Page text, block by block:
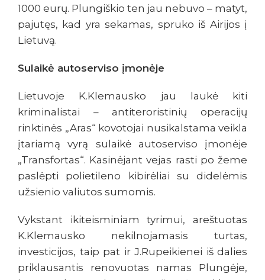
1000 eurų. Plungiškio ten jau nebuvo – matyt,
pajutęs, kad yra sekamas, spruko iš Airijos į
Lietuvą.
Sulaikė autoserviso įmonėje
Lietuvoje K.Klemausko jau laukė kiti
kriminalistai – antiteroristinių operacijų
rinktinės „Aras“ kovotojai nusikalstama veikla
įtariamą vyrą sulaikė autoserviso įmonėje
„Transfortas“. Kasinėjant vejas rasti po žeme
paslėpti polietileno kibirėliai su didelėmis
užsienio valiutos sumomis.
Vykstant ikiteisminiam tyrimui, areštuotas
K.Klemausko nekilnojamasis turtas,
investicijos, taip pat ir J.Rupeikienei iš dalies
priklausantis renovuotas namas Plungėje,